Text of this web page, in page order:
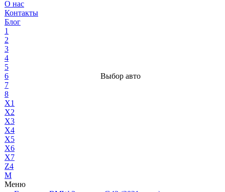
О нас
Контакты
Блог
1
2
3
4
5
6
7
8
X1
X2
X3
X4
X5
X6
X7
Z4
М
Меню
Выбор авто